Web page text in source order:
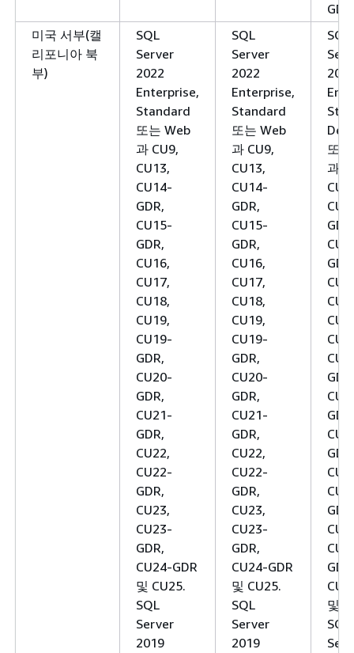
미국 서부(캘
리포니아 북
부)
SQL
Server
2022
Enterprise,
Standard
또는 Web
과 CU9,
CU13,
CU14-
GDR,
CU15-
GDR,
CU16,
CU17,
CU18,
CU19,
CU19-
GDR,
CU20-
GDR,
CU21-
GDR,
CU22,
CU22-
GDR,
CU23,
CU23-
GDR,
CU24-GDR
및 CU25.
SQL
Server
2019
SQL
Server
2022
Enterprise,
Standard
또는 Web
과 CU9,
CU13,
CU14-
GDR,
CU15-
GDR,
CU16,
CU17,
CU18,
CU19,
CU19-
GDR,
CU20-
GDR,
CU21-
GDR,
CU22,
CU22-
GDR,
CU23,
CU23-
GDR,
CU24-GDR
및 CU25.
SQL
Server
2019
SQL
또
과
및
SQL